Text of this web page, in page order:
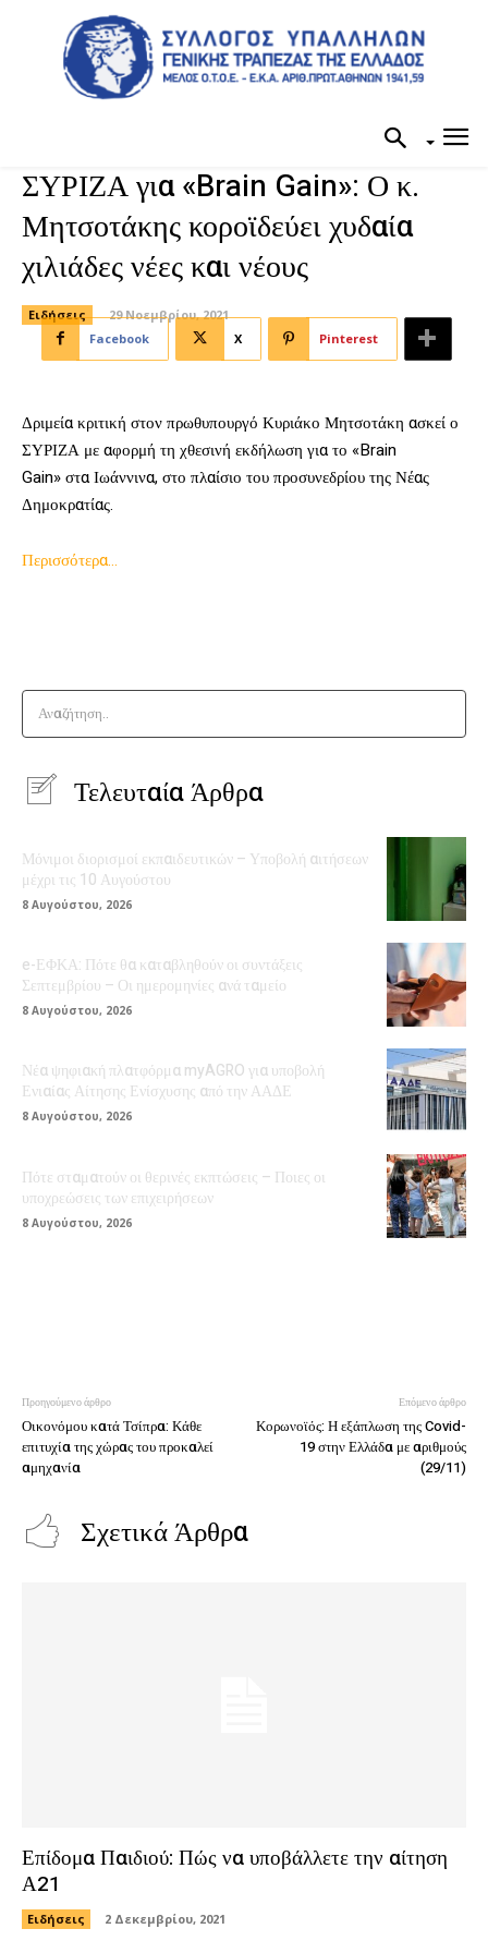
ΣΥΡΙΖΑ για «Brain Gain»: Ο κ.
Μητσοτάκης κοροϊδεύει χυδαία
χιλιάδες νέες και νέους
Ειδήσεις
29 Νοεμβρίου, 2021
Facebook
X Pinterest
Δριμεία κριτική στον πρωθυπουργό Κυριάκο Μητσοτάκη ασκεί ο
ΣΥΡΙΖΑ με αφορμή τη χθεσινή εκδήλωση για το «Brain
Gain» στα Ιωάννινα, στο πλαίσιο του προσυνεδρίου της Νέας
Δημοκρατίας.
Περισσότερα…
Αναζήτηση..
Τελευταία Άρθρα
Μόνιμοι διορισμοί εκπαιδευτικών – Υποβολή αιτήσεων
μέχρι τις 10 Αυγούστου
8 Αυγούστου, 2026
e-ΕΦΚΑ: Πότε θα καταβληθούν οι συντάξεις
Σεπτεμβρίου – Οι ημερομηνίες ανά ταμείο
8 Αυγούστου, 2026
Νέα ψηφιακή πλατφόρμα myAGRO για υποβολή
Ενιαίας Αίτησης Ενίσχυσης από την ΑΑΔΕ
8 Αυγούστου, 2026
Πότε σταματούν οι θερινές εκπτώσεις – Ποιες οι
υποχρεώσεις των επιχειρήσεων
8 Αυγούστου, 2026
Προηγούμενο άρθρο
Οικονόμου κατά Τσίπρα: Κάθε
επιτυχία της χώρας του προκαλεί
αμηχανία
Επόμενο άρθρο
Κορωνοϊός: Η εξάπλωση της Covid-
19 στην Ελλάδα με αριθμούς
(29/11)
Σχετικά Άρθρα
Επίδομα Παιδιού: Πώς να υποβάλλετε την αίτηση
Α21
Ειδήσεις 2 Δεκεμβρίου, 2021